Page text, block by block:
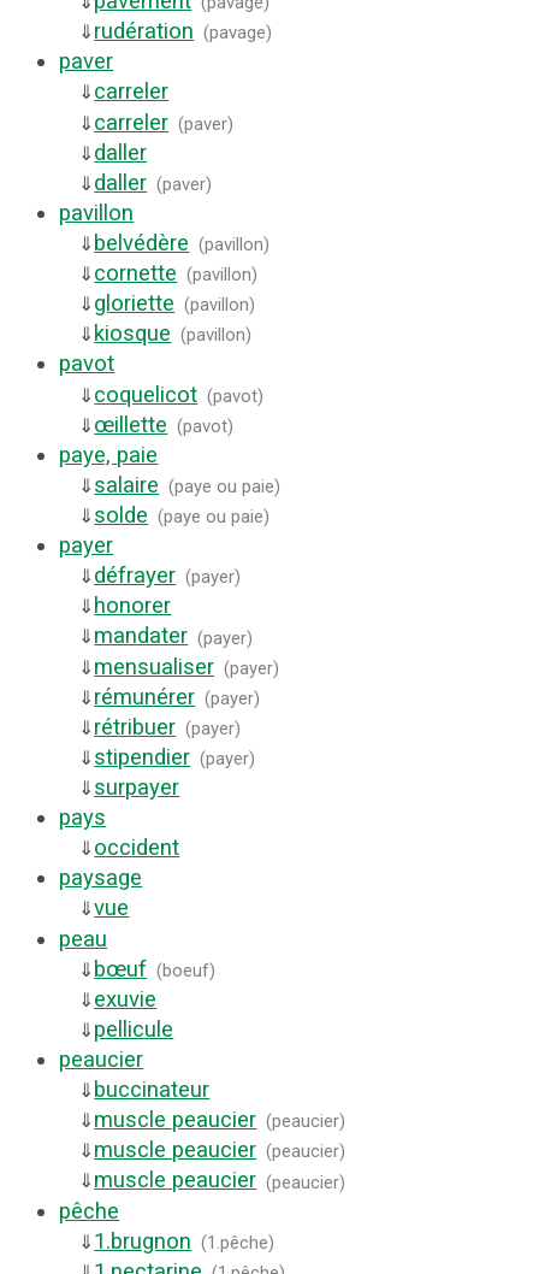
⇓ rudération (pavage)
paver
⇓ carreler
⇓ carreler (paver)
⇓ daller
⇓ daller (paver)
pavillon
⇓ belvédère (pavillon)
⇓ cornette (pavillon)
⇓ gloriette (pavillon)
⇓ kiosque (pavillon)
pavot
⇓ coquelicot (pavot)
⇓ œillette (pavot)
paye, paie
⇓ salaire (paye ou paie)
⇓ solde (paye ou paie)
payer
⇓ défrayer (payer)
⇓ honorer
⇓ mandater (payer)
⇓ mensualiser (payer)
⇓ rémunérer (payer)
⇓ rétribuer (payer)
⇓ stipendier (payer)
⇓ surpayer
pays
⇓ occident
paysage
⇓vue
peau
⇓ bœuf (boeuf)
⇓ exuvie
⇓ pellicule
peaucier
⇓ buccinateur
⇓ muscle peaucier (peaucier)
⇓ muscle peaucier (peaucier)
⇓ muscle peaucier (peaucier)
pêche
⇓ 1.brugnon (1.pêche)